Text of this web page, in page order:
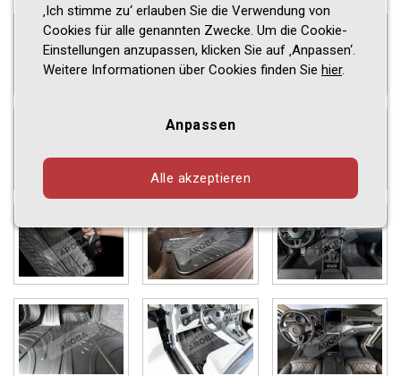
‚Ich stimme zu‘ erlauben Sie die Verwendung von
Cookies für alle genannten Zwecke. Um die Cookie-
Einstellungen anzupassen, klicken Sie auf ‚Anpassen‘.
Weitere Informationen über Cookies finden Sie hier.
Anpassen
Alle akzeptieren